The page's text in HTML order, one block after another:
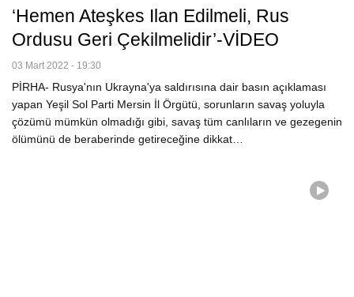
‘Hemen Ateşkes Ilan Edilmeli, Rus
Ordusu Geri Çekilmelidir’-VİDEO
03 Mart 2022 - 19:30
PİRHA- Rusya'nın Ukrayna'ya saldırısına dair basın açıklaması
yapan Yeşil Sol Parti Mersin İl Örgütü, sorunların savaş yoluyla
çözümü mümkün olmadığı gibi, savaş tüm canlıların ve gezegenin
ölümünü de beraberinde getireceğine dikkat…